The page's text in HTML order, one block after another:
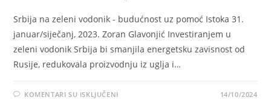
Srbija na zeleni vodonik - budućnost uz pomoć Istoka 31.
januar/siječanj, 2023. Zoran Glavonjić Investiranjem u
zeleni vodonik Srbija bi smanjila energetsku zavisnost od
Rusije, redukovala proizvodnju iz uglja i…
KOMENTARI SU ISKLJUČENINA 14/10/2024